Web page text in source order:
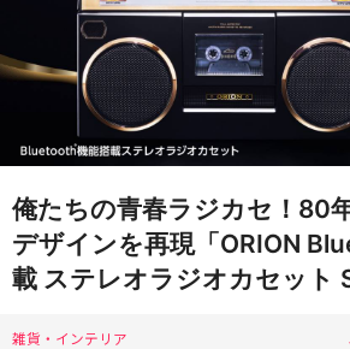
俺たちの青春ラジカセ！80
デザインを再現「ORION
載 ステレオラジオカセット
雑貨・インテリア